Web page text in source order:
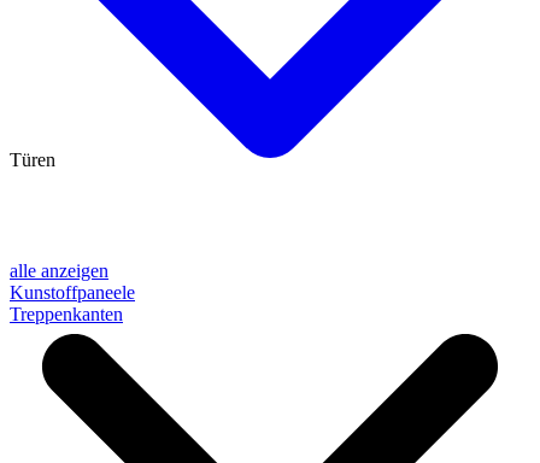
alle anzeigen
Kunstoffpaneele
Treppenkanten
Türen